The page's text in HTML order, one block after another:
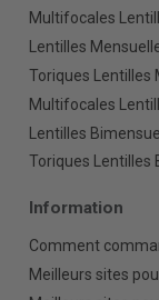
Multifocales
Lentilles
Toriques Lentilles
Multifocales
Lentilles
Toriques Lentilles
Information
Comment
Meilleurs sites